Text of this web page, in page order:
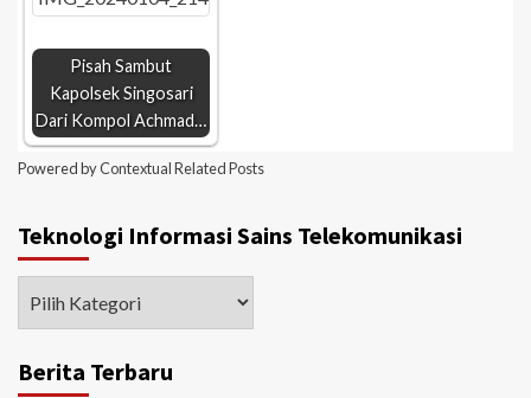
Pisah Sambut
Kapolsek Singosari
Dari Kompol Achmad…
Powered byContextual Related Posts
Teknologi Informasi Sains Telekomunikasi
Berita Terbaru